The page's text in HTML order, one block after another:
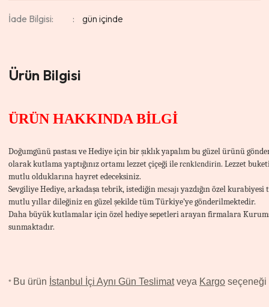
İade Bilgisi:
Ürün Bilgisi
ÜRÜN HAKKINDA BİLGİ
Doğumgünü pastası ve Hediye için bir şıklık yapalım bu güzel ürünü
olarak kutlama yaptığınız ortamı lezzet çiçeği ilerenklendirin. Lezzet
mutlu olduklarına hayret edeceksiniz.
Sevgiliye Hediye, arkadaşa tebrik, istediğin mesajıyazdığın özel
mutlu yıllar dileğiniz en güzel şekilde tüm Türkiye’ye gönderilmektedir.
Daha büyük kutlamalar için özel hediye sepetleri arayan firmalara
sunmaktadır.
* Bu ürün İstanbul İçi Aynı Gün Teslimatveya Kargo seçeneği